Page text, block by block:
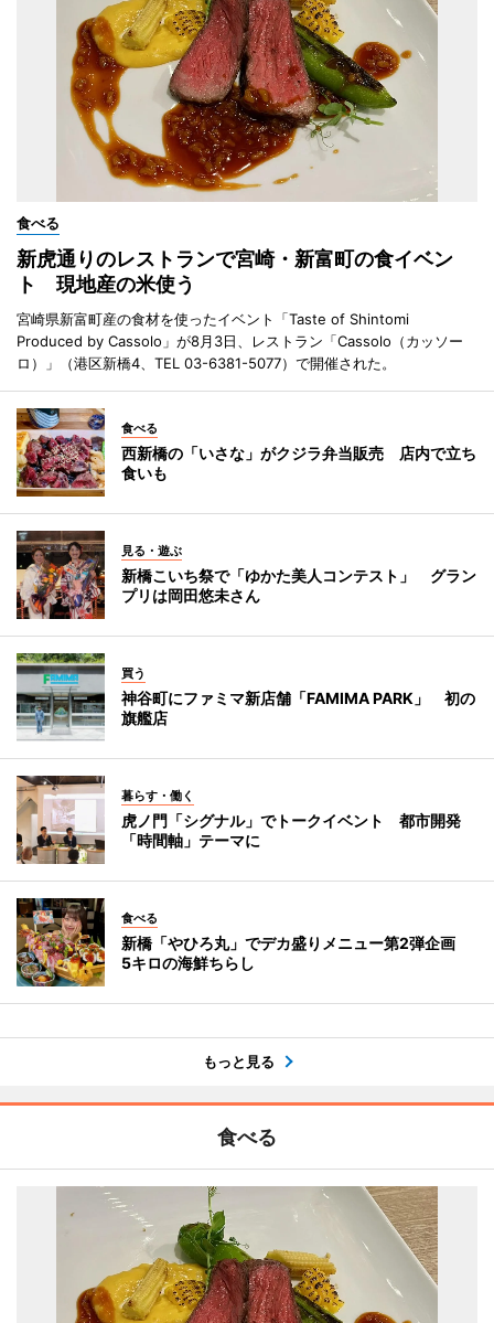
食べる
新虎通りのレストランで宮崎・新富町の食イベン
ト 現地産の米使う
宮崎県新富町産の食材を使ったイベント「Taste of Shintomi
Produced by Cassolo」が8月3日、レストラン「Cassolo（カッソー
ロ）」（港区新橋4、TEL 03-6381-5077）で開催された。
食べる
西新橋の「いさな」がクジラ弁当販売 店内で立ち
食いも
見る・遊ぶ
新橋こいち祭で「ゆかた美人コンテスト」 グラン
プリは岡田悠未さん
買う
神谷町にファミマ新店舗「FAMIMA PARK」 初の
旗艦店
暮らす・働く
虎ノ門「シグナル」でトークイベント 都市開発
「時間軸」テーマに
食べる
新橋「やひろ丸」でデカ盛りメニュー第2弾企画
5キロの海鮮ちらし
もっと見る
食べる